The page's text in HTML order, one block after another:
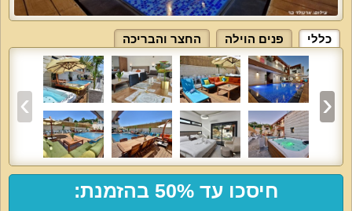
כללי פנים הוילה החצר והבריכה
חיסכו עד 50% בהזמנת: